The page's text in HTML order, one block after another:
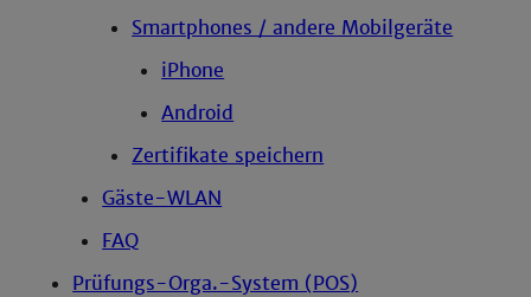
Smartphones / andere Mobilgeräte
iPhone
Android
Zertifikate speichern
Gäste-WLAN
FAQ
Prüfungs-Orga.-System (POS)